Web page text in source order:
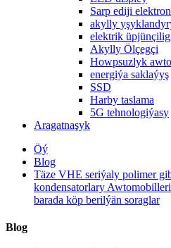
Sarp ediji
akylly
elektrik
Akylly Ölçegçi
Howpsuzlyk
energiýa saklaýyş
SSD
Harby taslama
5G tehnologiýasy
Aragatnaşyk
Öý
Blog
Täze VHE seriýaly polimer
kondensatorlary
barada köp berilýän soraglar
Blog